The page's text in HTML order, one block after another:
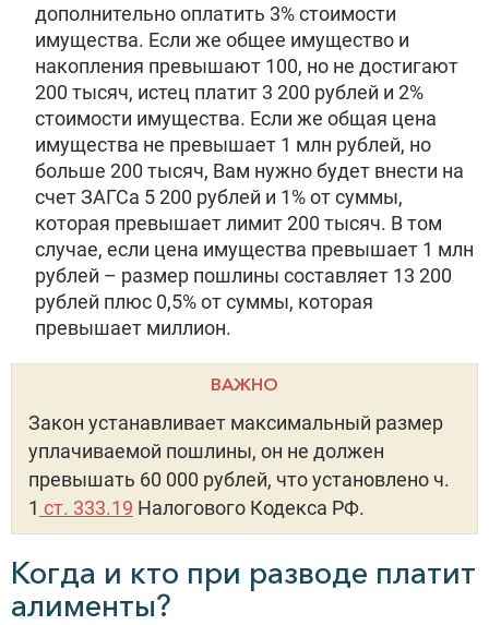
дополнительно оплатить 3% стоимости
имущества. Если же общее имущество и
накопления превышают 100, но не достигают
200 тысяч, истец платит 3 200 рублей и 2%
стоимости имущества. Если же общая цена
имущества не превышает 1 млн рублей, но
больше 200 тысяч, Вам нужно будет внести на
счет ЗАГСа 5 200 рублей и 1% от суммы,
которая превышает лимит 200 тысяч. В том
случае, если цена имущества превышает 1 млн
рублей – размер пошлины составляет 13 200
рублей плюс 0,5% от суммы, которая
превышает миллион.
ВАЖНО
Закон устанавливает максимальный размер
уплачиваемой пошлины, он не должен
превышать 60 000 рублей, что установлено ч.
1 ст. 333.19 Налогового Кодекса РФ.
Когда и кто при разводе платит
алименты?